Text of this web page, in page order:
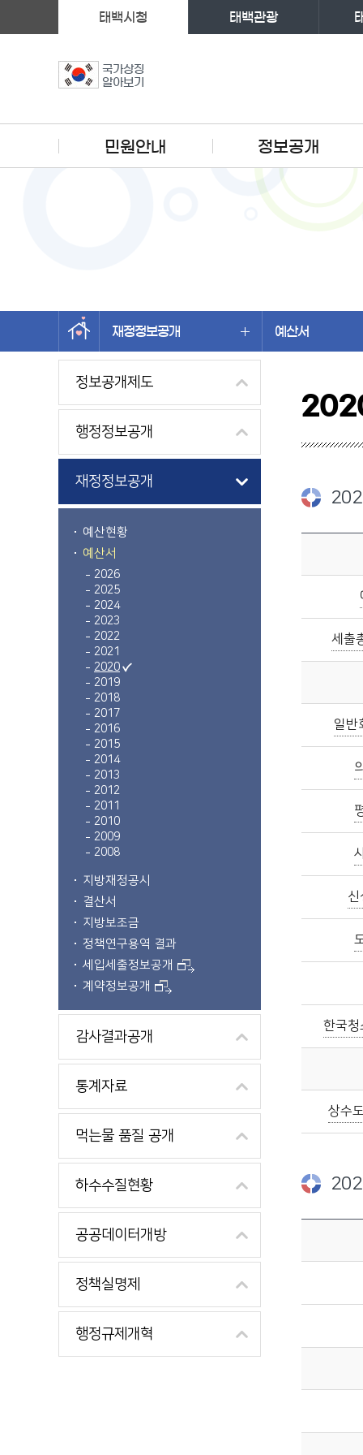
국가상징
알아보기
태백시청 태백관광
민원안내 정보공개
재정정보공개 예산서
왼쪽메뉴
정보공개제도
행정정보공개
재정정보공개
예산현황
예산서
2026
2025
2024
2023
2022
2021
2020
2019
2018
2017
2016
2015
2014
2013
2012
2011
2010
2009
2008
지방재정공시
결산서
지방보조금
정책연구용역 결과
세입세출정보공개
계약정보공개
감사결과공개
통계자료
먹는물 품질 공개
하수수질현황
공공데이터개방
정책실명제
행정규제개혁
2020년 당초예산내역에 관한 자료이며, 예산규모, 일반회계 세입 및 세출, 특별회계 세입 및 세출를 제공합니다.
세출
일반
신
한국청
상수
2020년도 제1회 추가경정예산내역에 관한 자료이며, 예산규모, 세입총괄표, 세출총괄표, 세입·세출예산서, 세입·세출예산 사업명세서를 제공합니다.